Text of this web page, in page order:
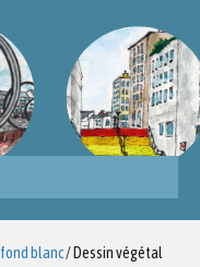
blanc/ Dessin végétal